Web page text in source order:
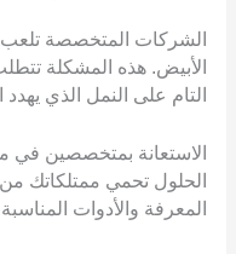
الشركات المتخصصة
الأبيض. هذه المشكلة
التام على النمل الذي يهدد
الاستعانة بمتخصصين في
الحلول تحمي ممتلكاتك من
المعرفة والأدوات